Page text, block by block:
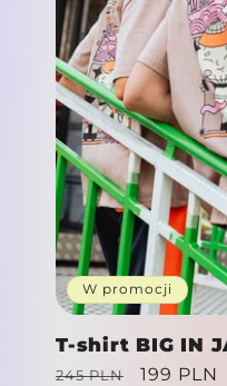
W promocji
T-shirt BIG IN
Cena
245 PLN
Cena
199 PLN